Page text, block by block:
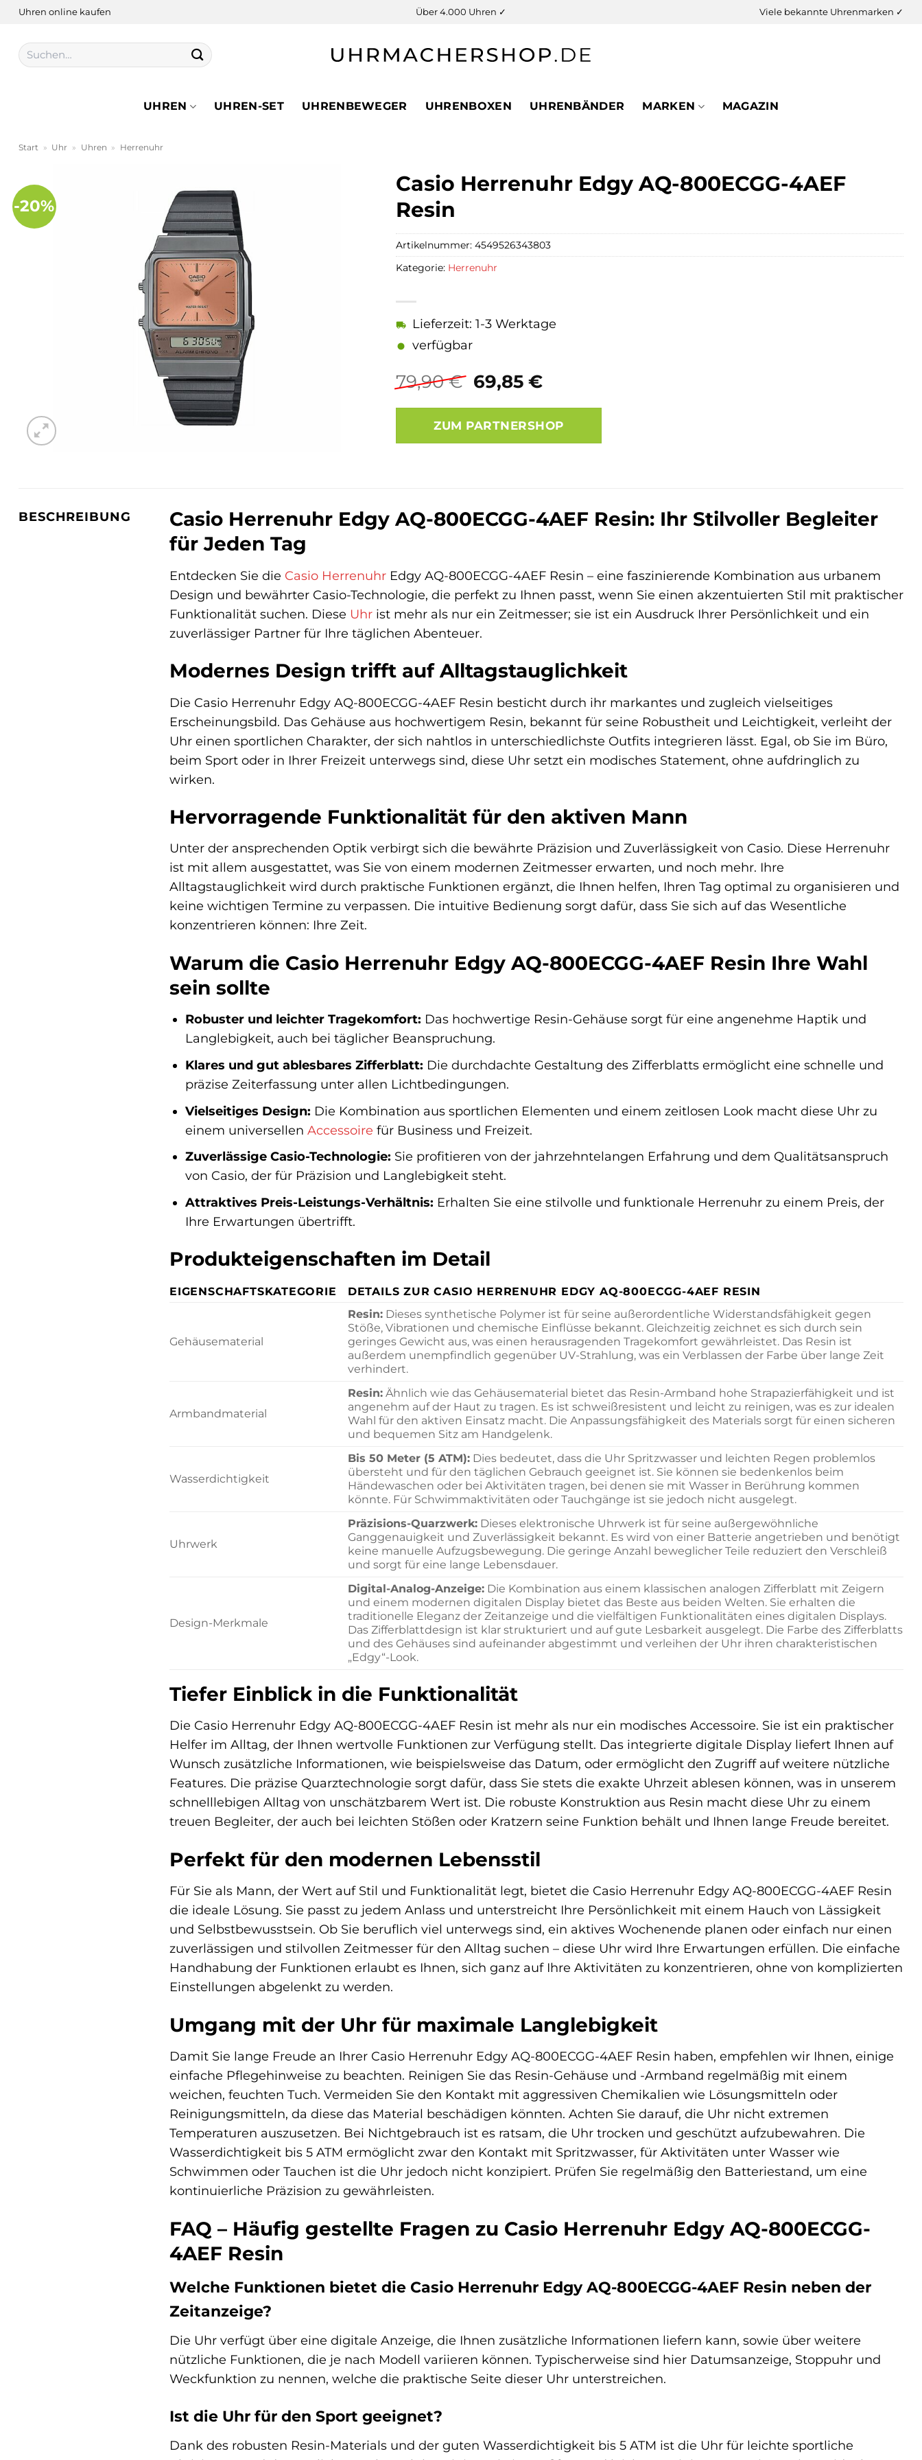
Zum
springen
Uhren online kaufen Über 4.000 Uhren ✓ Viele bekannte Uhrenmarken ✓
Suchen
nach:
UHREN UHREN-SET UHRENBEWEGER UHRENBOXEN UHRENBÄNDER MARKEN MAGAZIN
Start » Uhr » Uhren » Herrenuhr
-20%
Casio Herrenuhr Edgy AQ-800ECGG-4AEF
Resin
79,90€ Ursprünglicher
war:
79,90 €
69,85 €Aktueller
ist:
69,85 €.
Lieferzeit: 1-3 Werktage
verfügbar
ZUM PARTNERSHOP
Artikelnummer: 4549526343803
Kategorie: Herrenuhr
BESCHREIBUNG
Casio Herrenuhr Edgy AQ-800ECGG-4AEF Resin: Ihr Stilvoller Begleiter
für Jeden Tag
Entdecken Sie die Casio Herrenuhr Edgy AQ-800ECGG-4AEF Resin – eine faszinierende Kombination aus urbanem
Design und bewährter Casio-Technologie, die perfekt zu Ihnen passt, wenn Sie einen akzentuierten Stil mit praktischer
Funktionalität suchen. Diese Uhr ist mehr als nur ein Zeitmesser; sie ist ein Ausdruck Ihrer Persönlichkeit und ein
zuverlässiger Partner für Ihre täglichen Abenteuer.
Modernes Design trifft auf Alltagstauglichkeit
Die Casio Herrenuhr Edgy AQ-800ECGG-4AEF Resin besticht durch ihr markantes und zugleich vielseitiges
Erscheinungsbild. Das Gehäuse aus hochwertigem Resin, bekannt für seine Robustheit und Leichtigkeit, verleiht der
Uhr einen sportlichen Charakter, der sich nahtlos in unterschiedlichste Outfits integrieren lässt. Egal, ob Sie im Büro,
beim Sport oder in Ihrer Freizeit unterwegs sind, diese Uhr setzt ein modisches Statement, ohne aufdringlich zu
wirken.
Hervorragende Funktionalität für den aktiven Mann
Unter der ansprechenden Optik verbirgt sich die bewährte Präzision und Zuverlässigkeit von Casio. Diese Herrenuhr
ist mit allem ausgestattet, was Sie von einem modernen Zeitmesser erwarten, und noch mehr. Ihre
Alltagstauglichkeit wird durch praktische Funktionen ergänzt, die Ihnen helfen, Ihren Tag optimal zu organisieren und
keine wichtigen Termine zu verpassen. Die intuitive Bedienung sorgt dafür, dass Sie sich auf das Wesentliche
konzentrieren können: Ihre Zeit.
Warum die Casio Herrenuhr Edgy AQ-800ECGG-4AEF Resin Ihre Wahl
sein sollte
Robuster und leichter Tragekomfort: Das hochwertige Resin-Gehäuse sorgt für eine angenehme Haptik und
Langlebigkeit, auch bei täglicher Beanspruchung.
Klares und gut ablesbares Zifferblatt: Die durchdachte Gestaltung des Zifferblatts ermöglicht eine schnelle und
präzise Zeiterfassung unter allen Lichtbedingungen.
Vielseitiges Design: Die Kombination aus sportlichen Elementen und einem zeitlosen Look macht diese Uhr zu
einem universellen Accessoire für Business und Freizeit.
Zuverlässige Casio-Technologie: Sie profitieren von der jahrzehntelangen Erfahrung und dem Qualitätsanspruch
von Casio, der für Präzision und Langlebigkeit steht.
Attraktives Preis-Leistungs-Verhältnis: Erhalten Sie eine stilvolle und funktionale Herrenuhr zu einem Preis, der
Ihre Erwartungen übertrifft.
Produkteigenschaften im Detail
EIGENSCHAFTSKATEGORIE DETAILS ZUR CASIO HERRENUHR EDGY AQ-800ECGG-4AEF RESIN
Gehäusematerial
Resin:Dieses synthetische Polymer ist für seine außerordentliche Widerstandsfähigkeit gegen
Stöße, Vibrationen und chemische Einflüsse bekannt. Gleichzeitig zeichnet es sich durch sein
geringes Gewicht aus, was einen herausragenden Tragekomfort gewährleistet. Das Resin ist
außerdem unempfindlich gegenüber UV-Strahlung, was ein Verblassen der Farbe über lange Zeit
verhindert.
Armbandmaterial
Resin:Ähnlich wie das Gehäusematerial bietet das Resin-Armband hohe Strapazierfähigkeit und ist
angenehm auf der Haut zu tragen. Es ist schweißresistent und leicht zu reinigen, was es zur idealen
Wahl für den aktiven Einsatz macht. Die Anpassungsfähigkeit des Materials sorgt für einen sicheren
und bequemen Sitz am Handgelenk.
Wasserdichtigkeit
Bis 50 Meter (5 ATM):Dies bedeutet, dass die Uhr Spritzwasser und leichten Regen problemlos
übersteht und für den täglichen Gebrauch geeignet ist. Sie können sie bedenkenlos beim
Händewaschen oder bei Aktivitäten tragen, bei denen sie mit Wasser in Berührung kommen
könnte. Für Schwimmaktivitäten oder Tauchgänge ist sie jedoch nicht ausgelegt.
Uhrwerk
Präzisions-Quarzwerk:Dieses elektronische Uhrwerk ist für seine außergewöhnliche
Ganggenauigkeit und Zuverlässigkeit bekannt. Es wird von einer Batterie angetrieben und benötigt
keine manuelle Aufzugsbewegung. Die geringe Anzahl beweglicher Teile reduziert den Verschleiß
und sorgt für eine lange Lebensdauer.
Design-Merkmale
Digital-Analog-Anzeige:Die Kombination aus einem klassischen analogen Zifferblatt mit Zeigern
und einem modernen digitalen Display bietet das Beste aus beiden Welten. Sie erhalten die
traditionelle Eleganz der Zeitanzeige und die vielfältigen Funktionalitäten eines digitalen Displays.
Das Zifferblattdesign ist klar strukturiert und auf gute Lesbarkeit ausgelegt. Die Farbe des Zifferblatts
und des Gehäuses sind aufeinander abgestimmt und verleihen der Uhr ihren charakteristischen
„Edgy“-Look.
Tiefer Einblick in die Funktionalität
Die Casio Herrenuhr Edgy AQ-800ECGG-4AEF Resin ist mehr als nur ein modisches Accessoire. Sie ist ein praktischer
Helfer im Alltag, der Ihnen wertvolle Funktionen zur Verfügung stellt. Das integrierte digitale Display liefert Ihnen auf
Wunsch zusätzliche Informationen, wie beispielsweise das Datum, oder ermöglicht den Zugriff auf weitere nützliche
Features. Die präzise Quarztechnologie sorgt dafür, dass Sie stets die exakte Uhrzeit ablesen können, was in unserem
schnelllebigen Alltag von unschätzbarem Wert ist. Die robuste Konstruktion aus Resin macht diese Uhr zu einem
treuen Begleiter, der auch bei leichten Stößen oder Kratzern seine Funktion behält und Ihnen lange Freude bereitet.
Perfekt für den modernen Lebensstil
Für Sie als Mann, der Wert auf Stil und Funktionalität legt, bietet die Casio Herrenuhr Edgy AQ-800ECGG-4AEF Resin
die ideale Lösung. Sie passt zu jedem Anlass und unterstreicht Ihre Persönlichkeit mit einem Hauch von Lässigkeit
und Selbstbewusstsein. Ob Sie beruflich viel unterwegs sind, ein aktives Wochenende planen oder einfach nur einen
zuverlässigen und stilvollen Zeitmesser für den Alltag suchen – diese Uhr wird Ihre Erwartungen erfüllen. Die einfache
Handhabung der Funktionen erlaubt es Ihnen, sich ganz auf Ihre Aktivitäten zu konzentrieren, ohne von komplizierten
Einstellungen abgelenkt zu werden.
Umgang mit der Uhr für maximale Langlebigkeit
Damit Sie lange Freude an Ihrer Casio Herrenuhr Edgy AQ-800ECGG-4AEF Resin haben, empfehlen wir Ihnen, einige
einfache Pflegehinweise zu beachten. Reinigen Sie das Resin-Gehäuse und -Armband regelmäßig mit einem
weichen, feuchten Tuch. Vermeiden Sie den Kontakt mit aggressiven Chemikalien wie Lösungsmitteln oder
Reinigungsmitteln, da diese das Material beschädigen könnten. Achten Sie darauf, die Uhr nicht extremen
Temperaturen auszusetzen. Bei Nichtgebrauch ist es ratsam, die Uhr trocken und geschützt aufzubewahren. Die
Wasserdichtigkeit bis 5 ATM ermöglicht zwar den Kontakt mit Spritzwasser, für Aktivitäten unter Wasser wie
Schwimmen oder Tauchen ist die Uhr jedoch nicht konzipiert. Prüfen Sie regelmäßig den Batteriestand, um eine
kontinuierliche Präzision zu gewährleisten.
FAQ – Häufig gestellte Fragen zu Casio Herrenuhr Edgy AQ-800ECGG-
4AEF Resin
Welche Funktionen bietet die Casio Herrenuhr Edgy AQ-800ECGG-4AEF Resin neben der
Zeitanzeige?
Die Uhr verfügt über eine digitale Anzeige, die Ihnen zusätzliche Informationen liefern kann, sowie über weitere
nützliche Funktionen, die je nach Modell variieren können. Typischerweise sind hier Datumsanzeige, Stoppuhr und
Weckfunktion zu nennen, welche die praktische Seite dieser Uhr unterstreichen.
Ist die Uhr für den Sport geeignet?
Dank des robusten Resin-Materials und der guten Wasserdichtigkeit bis 5 ATM ist die Uhr für leichte sportliche